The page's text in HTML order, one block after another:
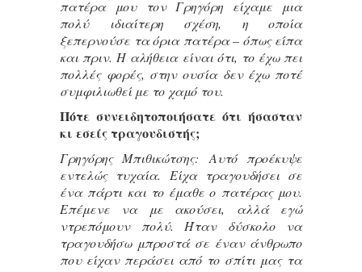
πατέρα μου τον Γρηγόρη είχαμε μια
πολύ ιδιαίτερη σχέση, η οποία
ξεπερνούσε τα όρια πατέρα – όπως είπα
και πριν. Η αλήθεια είναι ότι, το έχω πει
πολλές φορές, στην ουσία δεν έχω ποτέ
συμφιλιωθεί με το χαμό του.
Πότε συνειδητοποιήσατε ότι ήσασταν
κι εσείς τραγουδιστής;
Γρηγόρης Μπιθικώτσης: Αυτό προέκυψε
εντελώς τυχαία. Είχα τραγουδήσει σε
ένα πάρτι και το έμαθε ο πατέρας μου.
Επέμενε να με ακούσει, αλλά εγώ
ντρεπόμουν πολύ. Ήταν δύσκολο να
τραγουδήσω μπροστά σε έναν άνθρωπο
που είχαν περάσει από το σπίτι μας τα